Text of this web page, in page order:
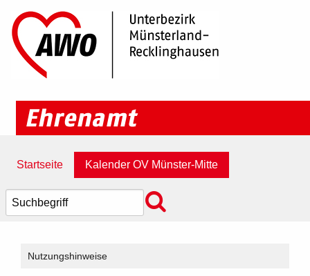
Startseite Kalender OV Münster-Mitte
Nutzungshinweise